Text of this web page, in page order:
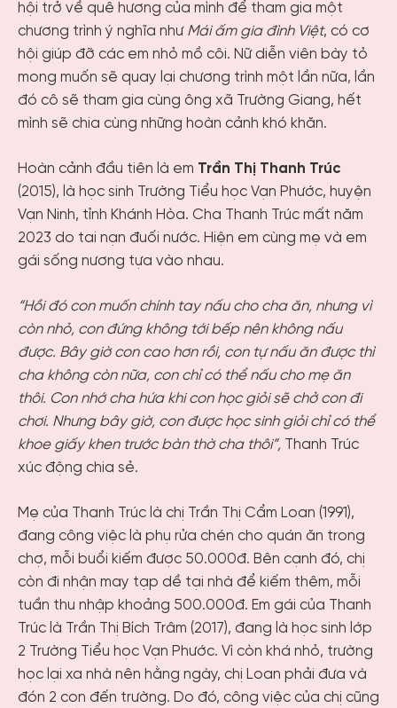
hội trở về quê hương của mình để tham gia một
chương trình ý nghĩa như Mái ấm gia đình Việt, có cơ
hội giúp đỡ các em nhỏ mồ côi. Nữ diễn viên bày tỏ
mong muốn sẽ quay lại chương trình một lần nữa, lần
đó cô sẽ tham gia cùng ông xã Trường Giang, hết
mình sẽ chia cùng những hoàn cảnh khó khăn.
Hoàn cảnh đầu tiên là em Trần Thị Thanh Trúc
(2015), là học sinh Trường Tiểu học Vạn Phước, huyện
Vạn Ninh, tỉnh Khánh Hòa. Cha Thanh Trúc mất năm
2023 do tai nạn đuối nước. Hiện em cùng mẹ và em
gái sống nương tựa vào nhau.
“Hồi đó con muốn chính tay nấu cho cha ăn, nhưng vì
còn nhỏ, con đứng không tới bếp nên không nấu
được. Bây giờ con cao hơn rồi, con tự nấu ăn được thì
cha không còn nữa, con chỉ có thể nấu cho mẹ ăn
thôi. Con nhớ cha hứa khi con học giỏi sẽ chở con đi
chơi. Nhưng bây giờ, con được học sinh giỏi chỉ có thể
khoe giấy khen trước bàn thờ cha thôi”, Thanh Trúc
xúc động chia sẻ.
Mẹ của Thanh Trúc là chị Trần Thị Cẩm Loan (1991),
đang công việc là phụ rửa chén cho quán ăn trong
chợ, mỗi buổi kiếm được 50.000đ. Bên cạnh đó, chị
còn đi nhận may tạp dề tại nhà để kiếm thêm, mỗi
tuần thu nhập khoảng 500.000đ. Em gái của Thanh
Trúc là Trần Thị Bích Trâm (2017), đang là học sinh lớp
2 Trường Tiểu học Vạn Phước. Vì còn khá nhỏ, trường
học lại xa nhà nên hằng ngày, chị Loan phải đưa và
đón 2 con đến trường. Do đó, công việc của chị cũng